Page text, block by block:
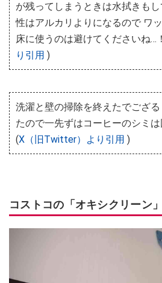
が残ってしまうときは水拭きも
性はアルカリよりになるので ワ
床に使うのは避けてくださいね…
り引用 )
洗濯と壁の掃除を終えたでござ
たので一先ずはコーヒーのシミ
(X（旧Twitter）より引用 )
コストコの「オキシクリーン